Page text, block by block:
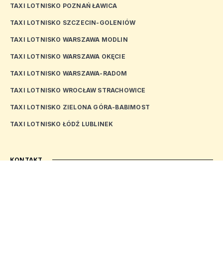
TAXI LOTNISKO POZNAŃ ŁAWICA
TAXI LOTNISKO SZCZECIN-GOLENIÓW
TAXI LOTNISKO WARSZAWA MODLIN
TAXI LOTNISKO WARSZAWA OKĘCIE
TAXI LOTNISKO WARSZAWA-RADOM
TAXI LOTNISKO WROCŁAW STRACHOWICE
TAXI LOTNISKO ZIELONA GÓRA-BABIMOST
TAXI LOTNISKO ŁÓDŹ LUBLINEK
KONTAKT